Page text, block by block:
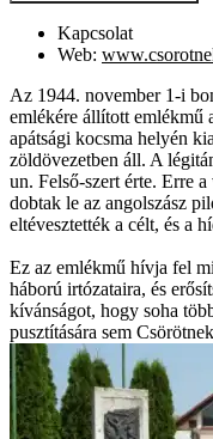
Kapcsolat
Web:
Az 1944. november 1-i
emlékére állított emlékmű
apátsági kocsma helyén
zöldövezetben áll. A
un. Felső-szert érte. Erre
dobtak le az angolszász
eltévesztették a célt, és a
Ez az emlékmű hívja fel
háború irtózataira, és
kívánságot, hogy soha
pusztítására sem